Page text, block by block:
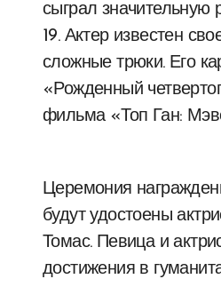
сыграл
19. Актер известен
сложные трюки. Его
«Рожденный
фильма «Топ Ган:
Церемония
будут удостоены
Томас. Певица и
достижения в